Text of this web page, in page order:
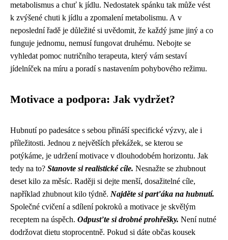
metabolismus a chuť k jídlu. Nedostatek spánku tak může vést
k zvýšené chuti k jídlu a zpomalení metabolismu. A v
neposlední řadě je důležité si uvědomit, že každý jsme jiný a co
funguje jednomu, nemusí fungovat druhému. Nebojte se
vyhledat pomoc nutričního terapeuta, který vám sestaví
jídelníček na míru a poradí s nastavením pohybového režimu.
Motivace a podpora: Jak vydržet?
Hubnutí po padesátce s sebou přináší specifické výzvy, ale i
příležitosti. Jednou z největších překážek, se kterou se
potýkáme, je udržení motivace v dlouhodobém horizontu. Jak
tedy na to? Stanovte si realistické cíle. Nesnažte se zhubnout
deset kilo za měsíc. Raději si dejte menší, dosažitelné cíle,
například zhubnout kilo týdně. Najděte si parťáka na hubnutí.
Společné cvičení a sdílení pokroků a motivace je skvělým
receptem na úspěch. Odpusťte si drobné prohřešky. Není nutné
dodržovat dietu stoprocentně. Pokud si dáte občas kousek